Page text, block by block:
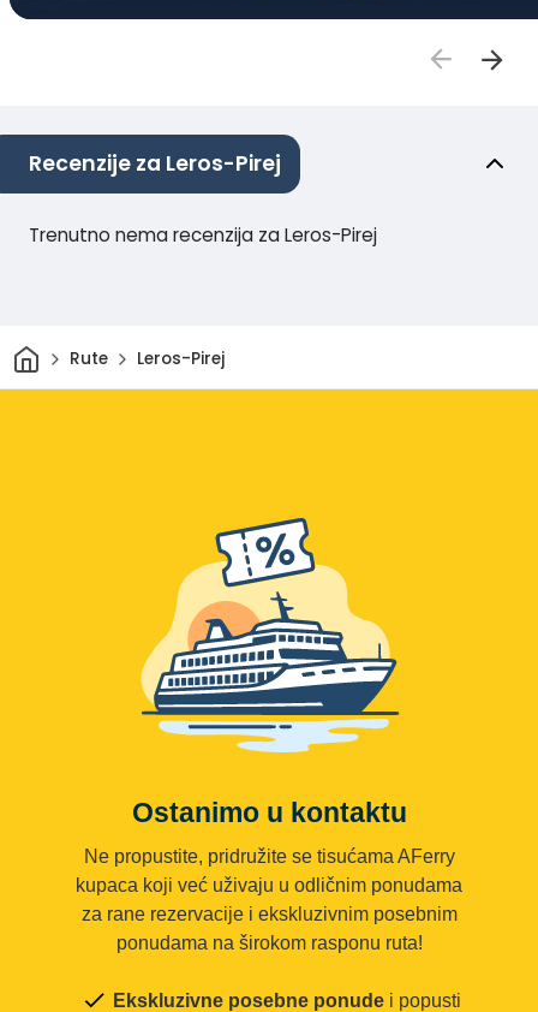
Recenzije za Leros-Pirej
Trenutno nema recenzija za Leros-Pirej
DomRute Leros-Pirej
Ostanimo u kontaktu
Ne propustite, pridružite se tisućama AFerry
kupaca koji već uživaju u odličnim ponudama
za rane rezervacije i ekskluzivnim posebnim
ponudama na širokom rasponu ruta!
Ekskluzivne posebne ponude i popusti